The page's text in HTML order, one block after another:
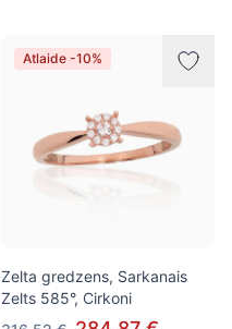
Atlaide -10%
Zelta gredzens, Sarkanais
Zelts 585°, Cirkoni